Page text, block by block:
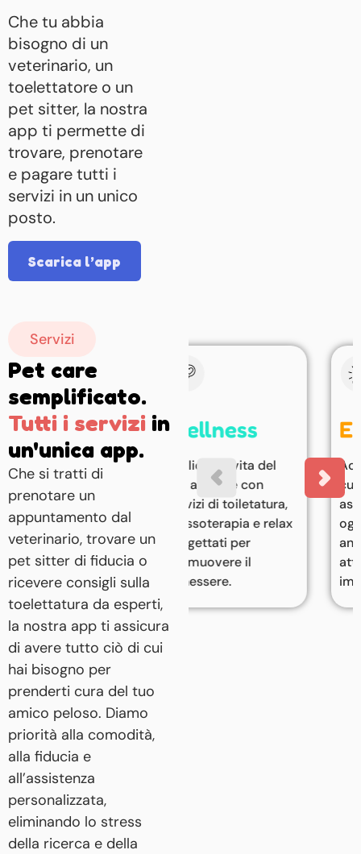
Che tu abbia
bisogno di un
veterinario, un
toelettatore o un
pet sitter, la nostra
app ti permette di
trovare, prenotare
e pagare tutti i
servizi in un unico
posto.
Scarica l’app
Servizi
Pet care
semplificato.
Tutti i servizi in
un'unica app.
Che si tratti di
prenotare un
appuntamento dal
veterinario, trovare un
pet sitter di fiducia o
ricevere consigli sulla
toelettatura da esperti,
la nostra app ti assicura
di avere tutto ciò di cui
hai bisogno per
prenderti cura del tuo
amico peloso. Diamo
priorità alla comodità,
alla fiducia e
all’assistenza
personalizzata,
eliminando lo stress
della ricerca e della
Wellness
Migliora la vita del
tuo animale con
servizi di toiletatura,
massoterapia e relax
progettati per
promuovere il
benessere.
Emergency
Accesso rapido a
cure d'emergenza e
assistenza urgente
ogni volta che il tuo
animale necessita di
attenzione
immediata.